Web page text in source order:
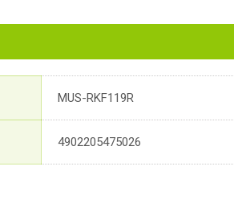
MUS-RKF119R
4902205475026